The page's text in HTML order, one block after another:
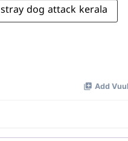
stray dog attack kerala